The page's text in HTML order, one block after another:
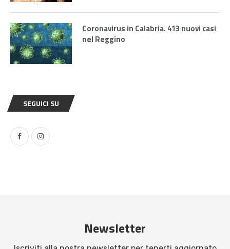
Coronavirus in Calabria. 413 nuovi casi
nel Reggino
SEGUICI SU
Newsletter